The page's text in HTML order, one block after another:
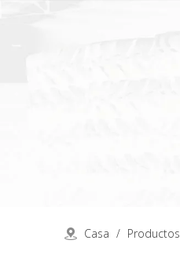
Casa / Productos